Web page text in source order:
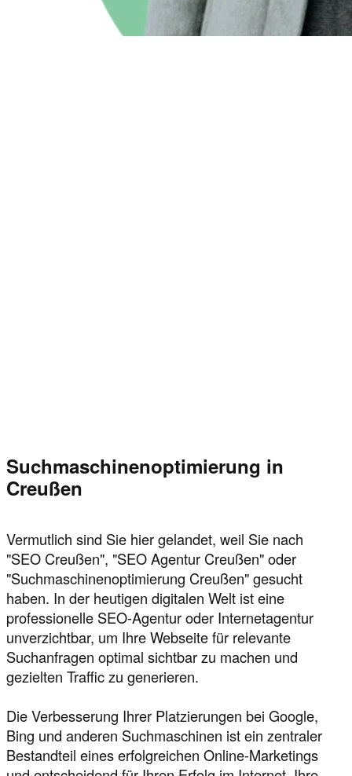
Suchmaschinenoptimierung in
Creußen
Vermutlich sind Sie hier gelandet, weil Sie nach
"SEO Creußen", "SEO Agentur Creußen" oder
"Suchmaschinenoptimierung Creußen" gesucht
haben. In der heutigen digitalen Welt ist eine
professionelle SEO-Agentur oder Internetagentur
unverzichtbar, um Ihre Webseite für relevante
Suchanfragen optimal sichtbar zu machen und
gezielten Traffic zu generieren.
Die Verbesserung Ihrer Platzierungen bei Google,
Bing und anderen Suchmaschinen ist ein zentraler
Bestandteil eines erfolgreichen Online-Marketings